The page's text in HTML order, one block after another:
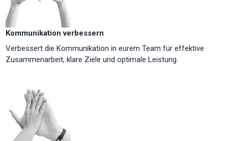
Kommunikation verbessern
Verbessert die Kommunikation in eurem Team für effektive
Zusammenarbeit, klare Ziele und optimale Leistung.